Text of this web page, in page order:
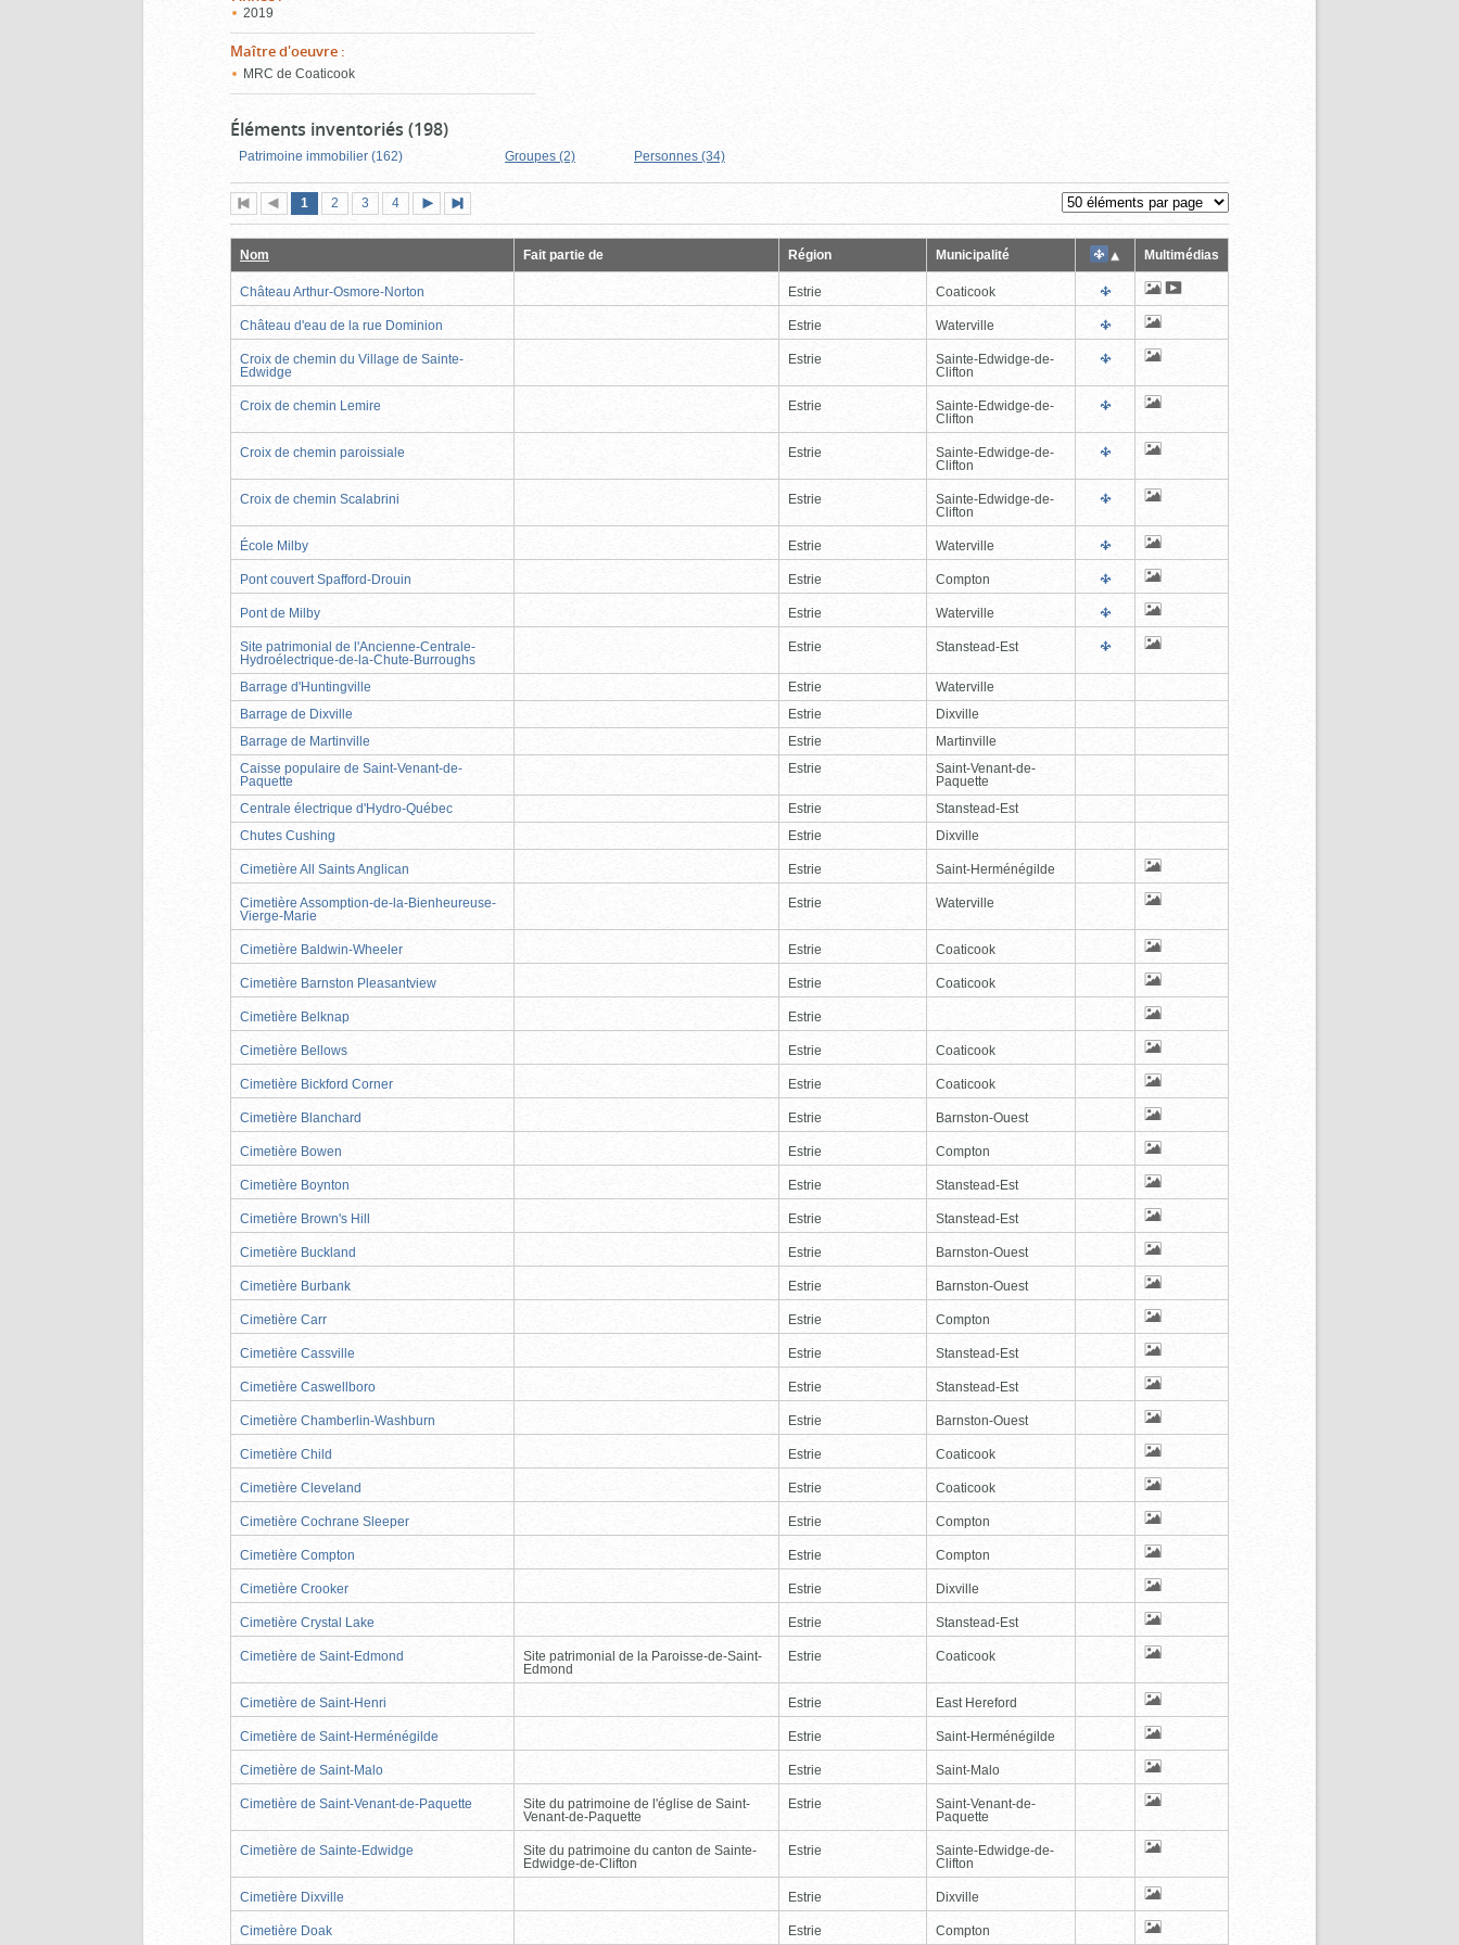
2019
Maître d'oeuvre :
MRC de Coaticook
Éléments inventoriés (198)
Patrimoine immobilier (162) Groupes (2) Personnes (34)
Première
page
Page
précédente
Page
1 (page
actuelle)
Page
2 Page
3 Page
4
suivante
page
Nom Fait partie de Région Municipalité Multimédias
Château Arthur-Osmore-Norton Estrie Coaticook
Château d'eau de la rue Dominion Estrie Waterville
Croix de chemin du Village de Sainte-
Edwidge
Estrie
Sainte-Edwidge-de-
Clifton
Croix de chemin Lemire Estrie
Sainte-Edwidge-de-
Clifton
Croix de chemin paroissiale Estrie
Sainte-Edwidge-de-
Clifton
Croix de chemin Scalabrini Estrie
Sainte-Edwidge-de-
Clifton
École Milby Estrie Waterville
Pont couvert Spafford-Drouin Estrie Compton
Pont de Milby Estrie Waterville
Site patrimonial de l'Ancienne-Centrale-
Hydroélectrique-de-la-Chute-Burroughs
Estrie Stanstead-Est
Barrage d'Huntingville Estrie
Waterville
Barrage de Dixville
Estrie
Dixville
Barrage de Martinville
Estrie
Martinville
Caisse populaire de Saint-Venant-de-
Paquette
Estrie
Saint-Venant-de-
Paquette
Centrale électrique d'Hydro-Québec
Estrie
Stanstead-Est
Chutes Cushing
Estrie Dixville
Cimetière All Saints Anglican Estrie Saint-Herménégilde
Cimetière Assomption-de-la-Bienheureuse-
Vierge-Marie
Estrie Waterville
Cimetière Baldwin-Wheeler Estrie Coaticook
Cimetière Barnston Pleasantview Estrie Coaticook
Cimetière Belknap Estrie
Cimetière Bellows Estrie Coaticook
Cimetière Bickford Corner Estrie Coaticook
Cimetière Blanchard Estrie Barnston-Ouest
Cimetière Bowen Estrie Compton
Cimetière Boynton Estrie Stanstead-Est
Cimetière Brown's Hill Estrie Stanstead-Est
Cimetière Buckland Estrie Barnston-Ouest
Cimetière Burbank Estrie Barnston-Ouest
Cimetière Carr Estrie Compton
Cimetière Cassville Estrie Stanstead-Est
Cimetière Caswellboro Estrie Stanstead-Est
Cimetière Chamberlin-Washburn Estrie Barnston-Ouest
Cimetière Child Estrie Coaticook
Cimetière Cleveland Estrie Coaticook
Cimetière Cochrane Sleeper Estrie Compton
Cimetière Compton Estrie Compton
Cimetière Crooker Estrie Dixville
Cimetière Crystal Lake Estrie Stanstead-Est
Cimetière de Saint-Edmond
Site patrimonial de la Paroisse-de-Saint-
Edmond
Estrie Coaticook
Cimetière de Saint-Henri Estrie East Hereford
Cimetière de Saint-Herménégilde Estrie Saint-Herménégilde
Cimetière de Saint-Malo Estrie Saint-Malo
Cimetière de Saint-Venant-de-Paquette
Site du patrimoine de l'église de Saint-
Venant-de-Paquette
Estrie
Saint-Venant-de-
Paquette
Cimetière de Sainte-Edwidge
Site du patrimoine du canton de Sainte-
Edwidge-de-Clifton
Estrie
Sainte-Edwidge-de-
Clifton
Cimetière Dixville Estrie Dixville
Cimetière Doak Estrie Compton